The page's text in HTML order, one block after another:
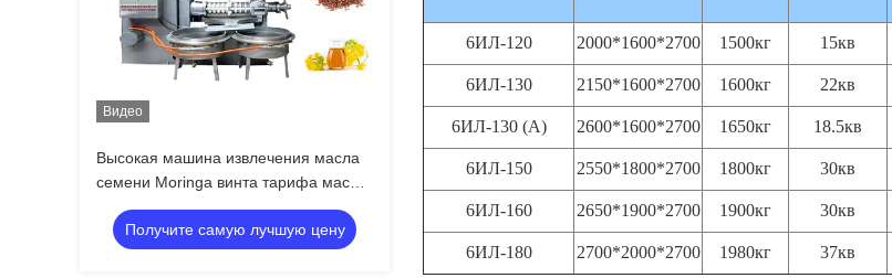
Видео
Высокая машина извлечения масла
семени Moringa винта тарифа масла
с фидером торта масла
Получите самую лучшую цену
6ИЛ-120 2000*1600*2700 1500кг 15кв
6ИЛ-130 2150*1600*2700 1600кг 22кв
6ИЛ-130 (А) 2600*1600*2700 1650кг 18.5кв
6ИЛ-150 2550*1800*2700 1800кг 30кв
6ИЛ-160 2650*1900*2700 1900кг 30кв
6ИЛ-180 2700*2000*2700 1980кг 37кв